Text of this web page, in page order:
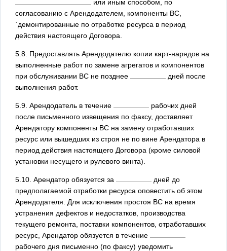
или иным способом, по
согласованию с Арендодателем, компоненты ВС,
`демонтированные по отработке ресурса в период
действия настоящего Договора.
5.8. Предоставлять Арендодателю копии карт-нарядов на
выполненные работ по замене агрегатов и компонентов
при обслуживании ВС не позднее
дней после
выполнения работ.
5.9. Арендодатель в течение
рабочих дней
после письменного извещения по факсу, доставляет
Арендатору компоненты ВС на замену отработавших
ресурс или вышедших из строя не по вине Арендатора в
период действия настоящего Договора (кроме силовой
установки несущего и рулевого винта).
5.10. Арендатор обязуется за
дней до
предполагаемой отработки ресурса оповестить об этом
Арендодателя. Для исключения простоя ВС на время
устранения дефектов и недостатков, производства
текущего ремонта, поставки компонентов, отработавших
ресурс, Арендатор обязуется в течение
рабочего дня письменно (по факсу) уведомить